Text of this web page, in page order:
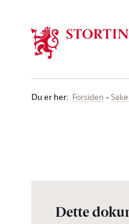
Du er her: Forsiden
Dette